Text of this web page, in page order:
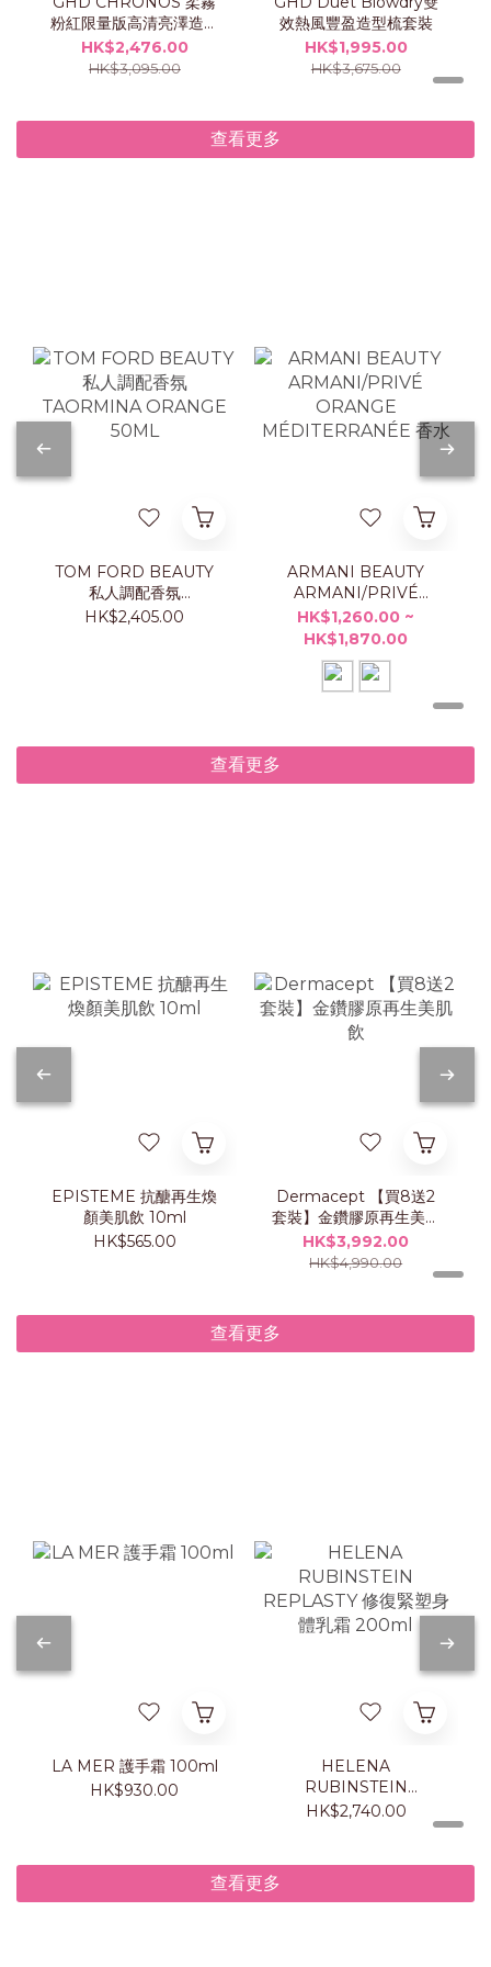
粉紅限量版高清亮澤造型
夾
HK$2,476.00
HK$3,095.00
效熱風豐盈造型梳套裝
HK$1,995.00
HK$3,675.00
查看更多
TOM FORD BEAUTY
私人調配香氛
TAORMINA ORANGE
HK$2,405.00
ARMANI BEAUTY
ARMANI/PRIVÉ
ORANGE
MÉDITERRANÉE 香水
HK$1,260.00 ~
HK$1,870.00
查看更多
EPISTEME 抗醣再生煥
顏美肌飲 10ml
HK$565.00
Dermacept 【買8送2
套裝】金鑽膠原再生美肌
飲
HK$3,992.00
HK$4,990.00
查看更多
LA MER 護手霜 100ml
HK$930.00
HELENA
RUBINSTEIN
REPLASTY 修復緊塑身
HK$2,740.00
查看更多